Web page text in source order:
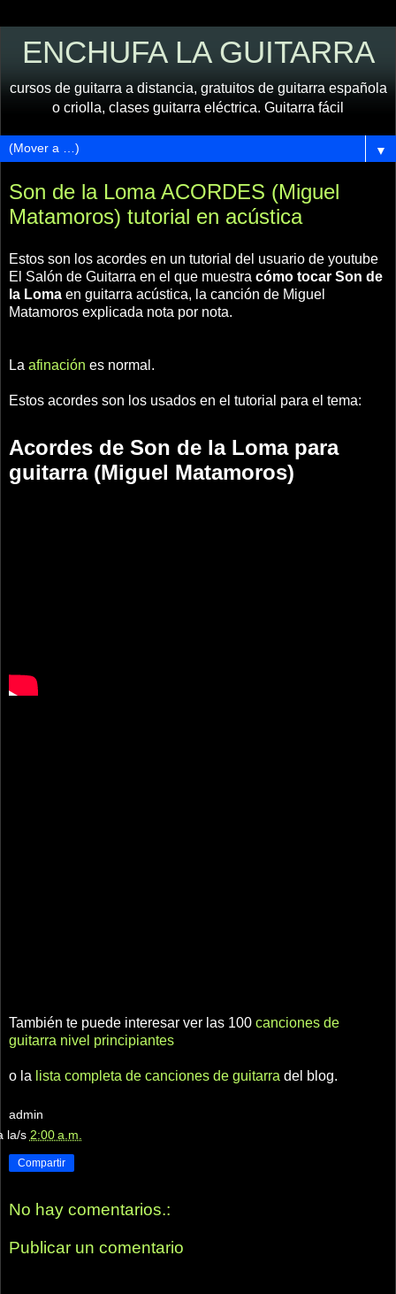
ENCHUFA LA GUITARRA
cursos de guitarra a distancia, gratuitos de guitarra española
o criolla, clases guitarra eléctrica. Guitarra fácil
▼
Son de la Loma ACORDES (Miguel
Matamoros) tutorial en acústica
Estos son los acordes en un tutorial del usuario de youtube
El Salón de Guitarra en el que muestra cómo tocar Son de
la Loma en guitarra acústica, la canción de Miguel
Matamoros explicada nota por nota.
La afinación es normal.
Estos acordes son los usados en el tutorial para el tema:
Acordes de Son de la Loma para
guitarra (Miguel Matamoros)
También te puede interesar ver las 100 canciones de
guitarra nivel principiantes
o la lista completa de canciones de guitarra del blog.
admin
la/s 2:00 a.m.
Compartir
No hay comentarios.:
Publicar un comentario